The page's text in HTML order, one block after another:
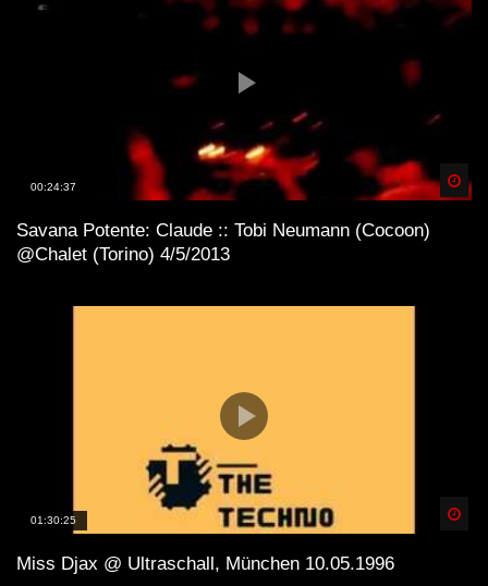
00:24:37
Savana Potente: Claude :: Tobi Neumann (Cocoon)
@Chalet (Torino) 4/5/2013
01:30:25
Miss Djax @ Ultraschall, München 10.05.1996